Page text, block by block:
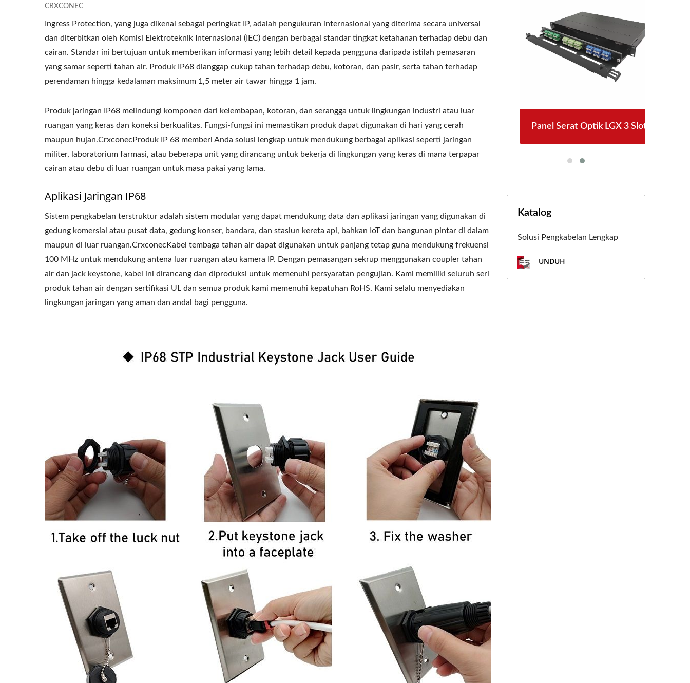
CRXCONEC
Ingress Protection, yang juga dikenal sebagai peringkat IP, adalah pengukuran internasional yang diterima secara universal
dan diterbitkan oleh Komisi Elektroteknik Internasional (IEC) dengan berbagai standar tingkat ketahanan terhadap debu dan
cairan. Standar ini bertujuan untuk memberikan informasi yang lebih detail kepada pengguna daripada istilah pemasaran
yang samar seperti tahan air. Produk IP68 dianggap cukup tahan terhadap debu, kotoran, dan pasir, serta tahan terhadap
perendaman hingga kedalaman maksimum 1,5 meter air tawar hingga 1 jam.
Produk jaringan IP68 melindungi komponen dari kelembapan, kotoran, dan serangga untuk lingkungan industri atau luar
ruangan yang keras dan koneksi berkualitas. Fungsi-fungsi ini memastikan produk dapat digunakan di hari yang cerah
maupun hujan.CrxconecProduk IP 68 memberi Anda solusi lengkap untuk mendukung berbagai aplikasi seperti jaringan
militer, laboratorium farmasi, atau beberapa unit yang dirancang untuk bekerja di lingkungan yang keras di mana terpapar
cairan atau debu di luar ruangan untuk masa pakai yang lama.
Aplikasi Jaringan IP68
Sistem pengkabelan terstruktur adalah sistem modular yang dapat mendukung data dan aplikasi jaringan yang digunakan di
gedung komersial atau pusat data, gedung konser, bandara, dan stasiun kereta api, bahkan IoT dan bangunan pintar di dalam
maupun di luar ruangan.CrxconecKabel tembaga tahan air dapat digunakan untuk panjang tetap guna mendukung frekuensi
100 MHz untuk mendukung antena luar ruangan atau kamera IP. Dengan pemasangan sekrup menggunakan coupler tahan
air dan jack keystone, kabel ini dirancang dan diproduksi untuk memenuhi persyaratan pengujian. Kami memiliki seluruh seri
produk tahan air dengan sertifikasi UL dan semua produk kami memenuhi kepatuhan RoHS. Kami selalu menyediakan
lingkungan jaringan yang aman dan andal bagi pengguna.
4PPoE Keystone Jack Panel Serat Optik LGX 3 Slot 4PPoE Keystone Jack Panel Serat Optik LGX 3 Slot
Katalog
Solusi Pengkabelan Lengkap
UNDUH